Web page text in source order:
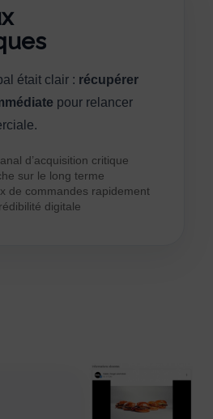
était clair : récupérer
pour relancer
d’acquisition critique
sur le long terme
de commandes rapidement
digitale